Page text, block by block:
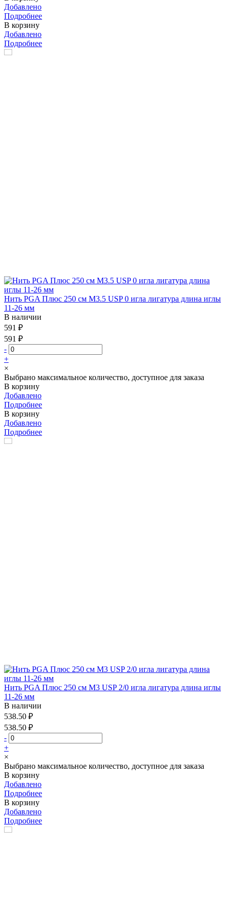
Добавлено
Подробнее
В корзину
Добавлено
Подробнее
Нить PGA Плюс 250 см М3.5 USP 0 игла лигатура длина иглы
11-26 мм
В наличии
591 ₽
591 ₽
-
+
×
Выбрано максимальное количество, доступное для заказа
В корзину
Добавлено
Подробнее
В корзину
Добавлено
Подробнее
Нить PGA Плюс 250 см М3 USP 2/0 игла лигатура длина иглы
11-26 мм
В наличии
538.50 ₽
538.50 ₽
-
+
×
Выбрано максимальное количество, доступное для заказа
В корзину
Добавлено
Подробнее
В корзину
Добавлено
Подробнее